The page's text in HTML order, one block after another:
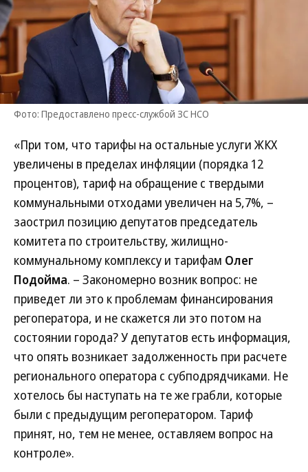
Фото: Предоставлено пресс-службой ЗС НСО
«При том, что тарифы на остальные услуги ЖКХ
увеличены в пределах инфляции (порядка 12
процентов), тариф на обращение с твердыми
коммунальными отходами увеличен на 5,7%, –
заострил позицию депутатов председатель
комитета по строительству, жилищно-
коммунальному комплексу и тарифам Олег
Подойма. – Закономерно возник вопрос: не
приведет ли это к проблемам финансирования
регоператора, и не скажется ли это потом на
состоянии города? У депутатов есть информация,
что опять возникает задолженность при расчете
регионального оператора с субподрядчиками. Не
хотелось бы наступать на те же грабли, которые
были с предыдущим регоператором. Тариф
принят, но, тем не менее, оставляем вопрос на
контроле».